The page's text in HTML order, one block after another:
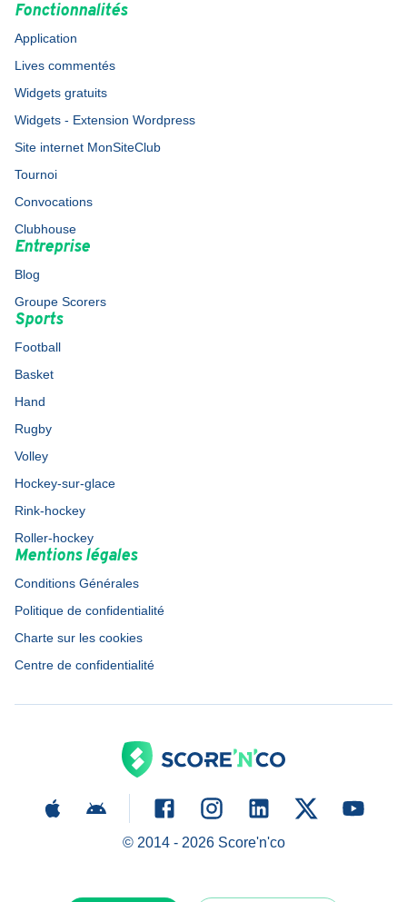
Fonctionnalités
Application
Lives commentés
Widgets gratuits
Widgets - Extension Wordpress
Site internet MonSiteClub
Tournoi
Convocations
Clubhouse
Entreprise
Blog
Groupe Scorers
Sports
Football
Basket
Hand
Rugby
Volley
Hockey-sur-glace
Rink-hockey
Roller-hockey
Mentions légales
Conditions Générales
Politique de confidentialité
Charte sur les cookies
Centre de confidentialité
© 2014 - 2026Score'n'co